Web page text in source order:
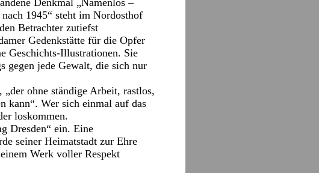
Denkmal „Namenlos –
1945“ steht im Nordosthof
Betrachter zutiefst
Gedenkstätte für die Opfer
Geschichts-Illustrationen. Sie
gegen jede Gewalt, die sich nur
ohne ständige Arbeit, rastlos,
kann“. Wer sich einmal auf das
loskommen.
Dresden“ ein. Eine
seiner Heimatstadt zur Ehre
Werk voller Respekt